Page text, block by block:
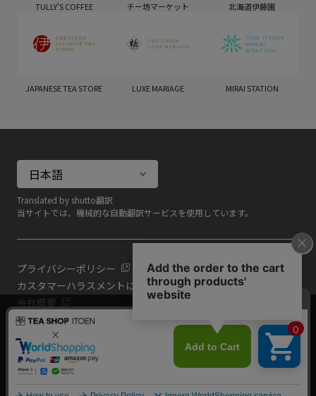
Translated by shutto翻訳
当サイトでは、機械的な自動翻訳サービスを使用しています。
TULLY'S COFFEE チー坊マーケット 北海道伊藤園
JAPANESE TEA STORE LUXE MARIAGE MIRAI STATION
プライバシーポリシー
カスタマーハラスメントに対する基本方針
会社概要
共通規約
よくある質問（共通）
当サイトでは利用体験の向上およびコンテンツの最適な提供、ト
ラフィックの分析を目的としてCookieを使用しています。
サイトの閲覧を継続された場合、Cookieの利用に同意したものと
いたします。
詳細については
閉じる